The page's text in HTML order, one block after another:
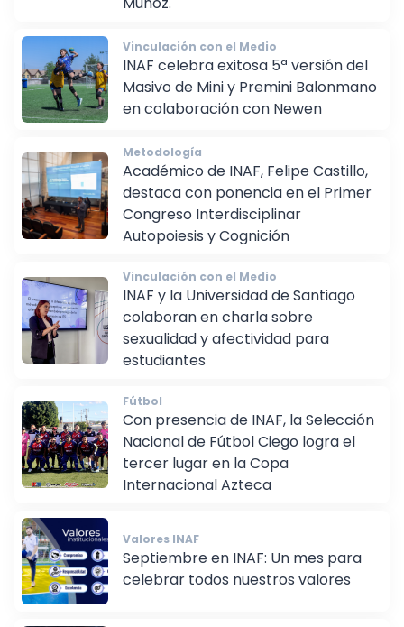
Vinculación con el Medio
INAF celebra exitosa 5ª versión del
Masivo de Mini y Premini Balonmano
en colaboración con Newen
Metodología
Académico de INAF, Felipe Castillo,
destaca con ponencia en el Primer
Congreso Interdisciplinar
Autopoiesis y Cognición
Vinculación con el Medio
INAF y la Universidad de Santiago
colaboran en charla sobre
sexualidad y afectividad para
estudiantes
Fútbol
Con presencia de INAF, la Selección
Nacional de Fútbol Ciego logra el
tercer lugar en la Copa
Internacional Azteca
Valores INAF
Septiembre en INAF: Un mes para
celebrar todos nuestros valores